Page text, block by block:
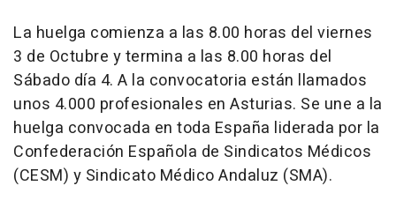
La huelga comienza a las 8.00 horas del viernes
3 de Octubre y termina a las 8.00 horas del
Sábado día 4. A la convocatoria están llamados
unos 4.000 profesionales en Asturias. Se une a la
huelga convocada en toda España liderada por la
Confederación Española de Sindicatos Médicos
(CESM) y Sindicato Médico Andaluz (SMA).